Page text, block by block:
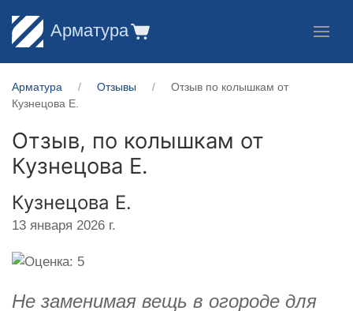
Арматура
Арматура Отзывы
Отзыв по колышкам от
Кузнецова Е.
Отзыв, по колышкам от
Кузнецова Е.
Кузнецова Е.
13 января 2026 г.
Не заменимая вещь в огороде для